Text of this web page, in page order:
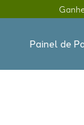
Painel de